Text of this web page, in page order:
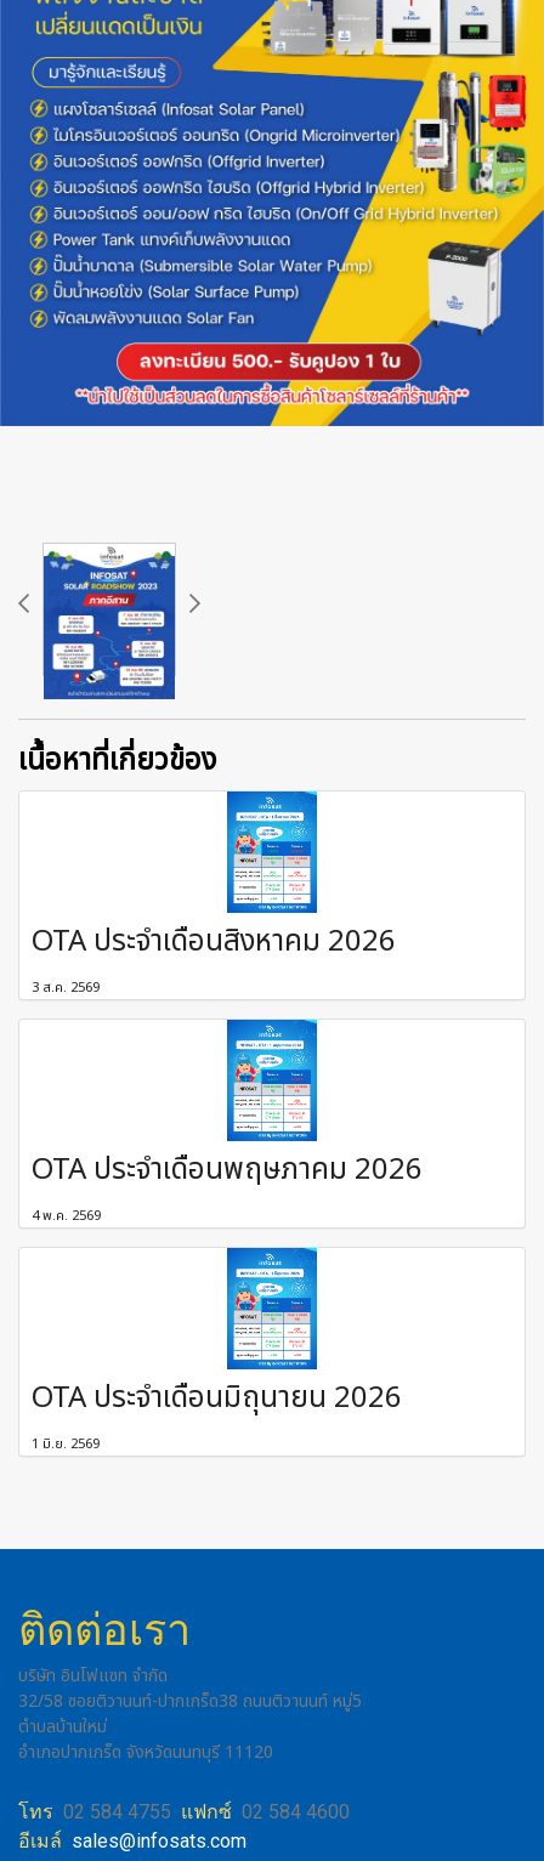
เนื้อหาที่เกี่ยวข้อง
OTA ประจำเดือนสิงหาคม 2026
3 ส.ค. 2569
OTA ประจำเดือนพฤษภาคม 2026
4 พ.ค. 2569
OTA ประจำเดือนมิถุนายน 2026
1 มิ.ย. 2569
ติดต่อเรา
บริษัท อินโฟแซท จำกัด
32/58 ซอยติวานนท์-ปากเกร็ด38 ถนนติวานนท์ หมู่5
ตำบลบ้านใหม่
อำเภอปากเกร็ด จังหวัดนนทบุรี 11120
โทร 02 584 4755 แฟกซ์ 02 584 4600
อีเมล์ sales@infosats.com